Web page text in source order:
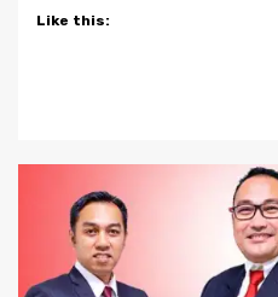
Like this: